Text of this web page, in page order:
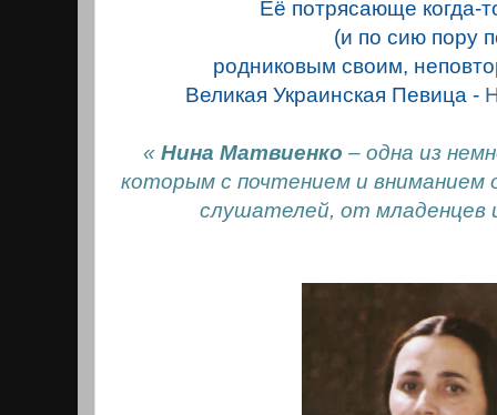
Её потрясающе когда-
(и по сию пору
родниковым своим,
Великая Украинская Певица -
«Нина Матвиенко – одна из
которым с почтением и вниманием
слушателей, от младенцев